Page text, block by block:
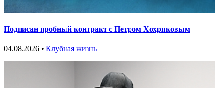
Подписан пробный контракт с Петром Хохряковым
04.08.2026 • Клубная жизнь